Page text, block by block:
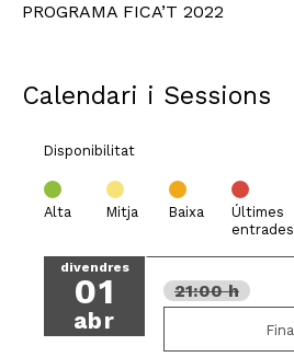
PROGRAMA FICA’T 2022
Calendari i Sessions
Disponibilitat
Alta Mitja Baixa
Últimes
entrades
divendres
01
abr
21:00 h